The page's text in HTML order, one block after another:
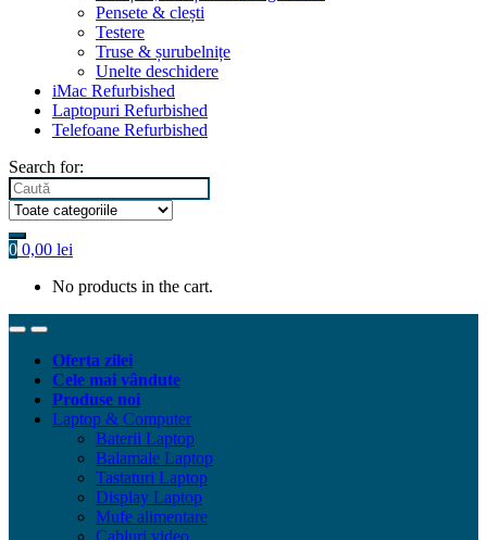
Pensete & clești
Testere
Truse & șurubelnițe
Unelte deschidere
iMac Refurbished
Laptopuri Refurbished
Telefoane Refurbished
Search for:
0 0,00 lei
No products in the cart.
Oferta zilei
Cele mai vândute
Produse noi
Laptop & Computer
Baterii Laptop
Balamale Laptop
Tastaturi Laptop
Display Laptop
Mufe alimentare
Cabluri video